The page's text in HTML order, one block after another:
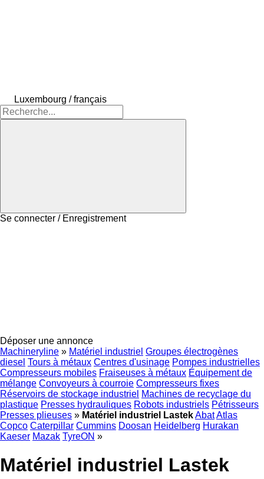
Luxembourg / français
Se connecter / Enregistrement
Déposer une annonce
Machineryline » Matériel industriel Groupes électrogènes
diesel Tours à métaux Centres d'usinage Pompes industrielles
Compresseurs mobiles Fraiseuses à métaux Équipement de
mélange Convoyeurs à courroie Compresseurs fixes
Réservoirs de stockage industriel Machines de recyclage du
plastique Presses hydrauliques Robots industriels Pétrisseurs
Presses plieuses » Matériel industriel LastekAbatAtlas
Copco Caterpillar Cummins Doosan Heidelberg Hurakan
Kaeser Mazak TyreON »
Matériel industriel Lastek